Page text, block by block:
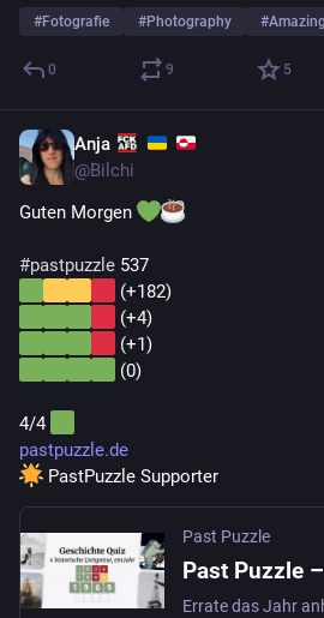
#Fotografie #Photography #
0 9 5
Anja
@Bilchi
Guten Morgen
#pastpuzzle 537
(+182)
(+4)
(+1)
(0)
4/4
pastpuzzle.de
PastPuzzle Supporter
Past Puzzle